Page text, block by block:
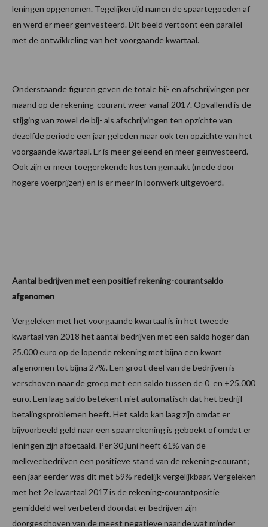
leningen opgenomen. Tegelijkertijd namen de spaartegoeden af
en werd er meer geïnvesteerd. Dit beeld vertoont een parallel
met de ontwikkeling van het voorgaande kwartaal.
Onderstaande figuren geven de totale bij- en afschrijvingen per
maand op de rekening-courant weer vanaf 2017. Opvallend is de
stijging van zowel de bij- als afschrijvingen ten opzichte van
dezelfde periode een jaar geleden maar ook ten opzichte van het
voorgaande kwartaal. Er is meer geleend en meer geïnvesteerd.
Ook zijn er meer toegerekende kosten gemaakt (mede door
hogere voerprijzen) en is er meer in loonwerk uitgevoerd.
Aantal bedrijven met een positief rekening-courantsaldo
afgenomen
Vergeleken met het voorgaande kwartaal is in het tweede
kwartaal van 2018 het aantal bedrijven met een saldo hoger dan
25.000 euro op de lopende rekening met bijna een kwart
afgenomen tot bijna 27%. Een groot deel van de bedrijven is
verschoven naar de groep met een saldo tussen de 0 en +25.000
euro. Een laag saldo betekent niet automatisch dat het bedrijf
betalingsproblemen heeft. Het saldo kan laag zijn omdat er
bijvoorbeeld geld naar een spaarrekening is geboekt of omdat er
leningen zijn afbetaald. Per 30 juni heeft 61% van de
melkveebedrijven een positieve stand van de rekening-courant;
een jaar eerder was dit met 59% redelijk vergelijkbaar. Vergeleken
met het 2e kwartaal 2017 is de rekening-courantpositie
gemiddeld wel verbeterd doordat er bedrijven zijn
doorgeschoven van de meest negatieve naar de wat minder